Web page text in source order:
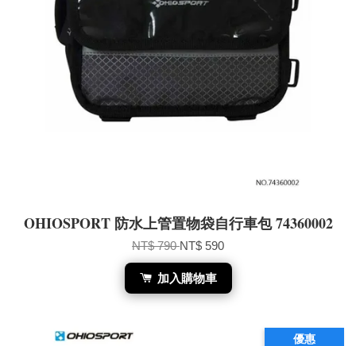
OHIOSPORT 防水上管置物袋自行車包 74360002
NT$ 790NT$ 590
加入購物車
優惠